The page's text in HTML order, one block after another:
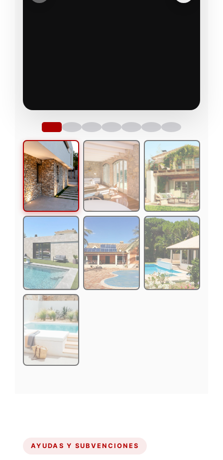
AYUDAS Y SUBVENCIONES